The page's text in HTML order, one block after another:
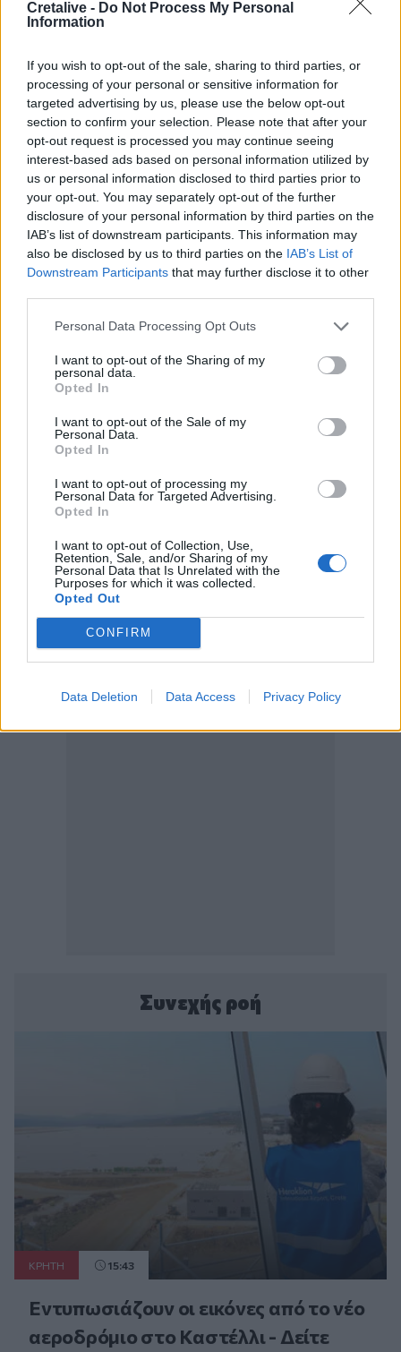
Cretalive - Do Not Process My Personal
Information
If you wish to opt-out of the sale, sharing to third parties, or
processing of your personal or sensitive information for
targeted advertising by us, please use the below opt-out
section to confirm your selection. Please note that after your
opt-out request is processed you may continue seeing
interest-based ads based on personal information utilized by
us or personal information disclosed to third parties prior to
your opt-out. You may separately opt-out of the further
disclosure of your personal information by third parties on the
IAB’s list of downstream participants. This information may
also be disclosed by us to third parties on the IAB’s List of
Downstream Participants that may further disclose it to other
Personal Data Processing Opt Outs
I want to opt-out of the Sharing of my
personal data.
Opted In
I want to opt-out of the Sale of my
Personal Data.
Opted In
I want to opt-out of processing my
Personal Data for Targeted Advertising.
Opted In
I want to opt-out of Collection, Use,
Retention, Sale, and/or Sharing of my
Personal Data that Is Unrelated with the
Purposes for which it was collected.
Opted Out
CONFIRM
Data Deletion Data Access Privacy Policy
15:15
15:11
Επίσκεψη του Δημάρχου του Δήμου Σαρωνικού στο
ΕΛ.ΚΕ.Θ.Ε. στην Ανάβυσσο
Φεστιβάλ Κινηματογράφου Χανίων: Δύο εκθέσεις με
ελεύθερη είσοδο στο Μεγάλο Αρσενάλι
15:05
Με τη MINOAN LINES, το ταξίδι έχει γεύση — και τιμές
της Μόσχας
ΕΛΜΕΠΑ: Και σε ηλεκτρονική έκδοση τα πρακτικά του
συνεδρίου για τη Ρένα Κυριακού
Ομάδα μεταναστών εντοπίστηκαν στον Άγιο Ιωάννη, στα
Καπετανιανά
Θέουτα: Ταυτοποιούν τα θύματα της μαζικής εισροής
Συνεχής ροή
ΚΡΗΤΗ 15:43
Εντυπωσιάζουν οι εικόνες από το νέο
αεροδρόμιο στο Καστέλλι - Δείτε